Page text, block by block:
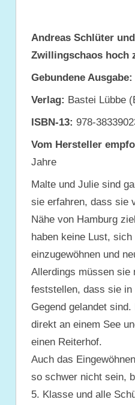
Andreas Schlüter und
Zwillingschaos hoch
Gebundene Ausgabe:
Verlag: Bastei Lübbe
ISBN-13: 978-
Vom Hersteller
Jahre
Malte und Julie sind
sie erfahren, dass sie
Nähe von Hamburg
haben keine Lust,
einzugewöhnen und
Allerdings müssen sie
feststellen, dass sie
Gegend gelandet
direkt an einem See
einen Reiterhof.
Auch das
so schwer nicht sein,
5. Klasse und alle